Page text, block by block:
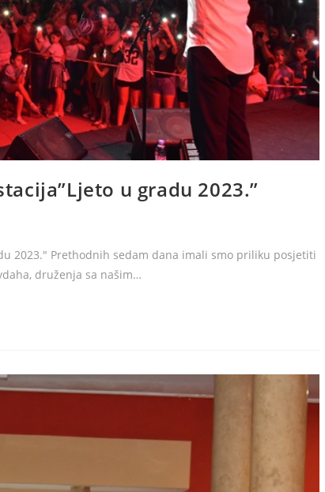
u gradu 2023.”
2023." Prethodnih sedam dana imali smo priliku posjetiti
druženja sa našim…